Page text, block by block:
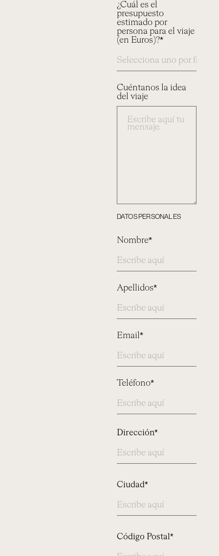
¿Cuál es el
presupuesto
estimado por
persona para el viaje
(en Euros)?*
Cuéntanos la idea
del viaje
DATOS PERSONALES
Nombre*
Apellidos*
Email*
Teléfono*
Address
Dirección*
Ciudad*
Código Postal*